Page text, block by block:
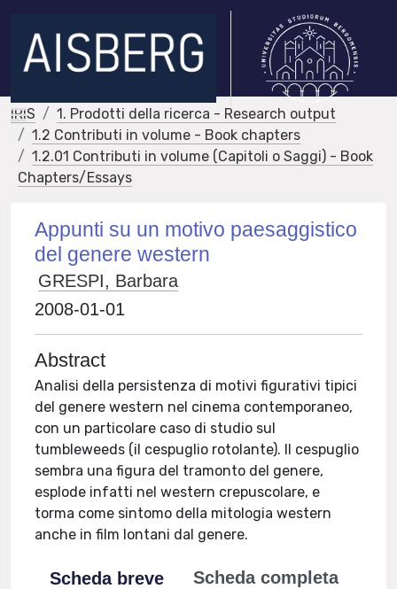
IRIS
1. Prodotti della ricerca - Research output
1.2 Contributi in volume - Book chapters
1.2.01 Contributi in volume (Capitoli o Saggi) - Book
Chapters/Essays
Appunti su un motivo paesaggistico
del genere western
GRESPI, Barbara
2008-01-01
Abstract
Analisi della persistenza di motivi figurativi tipici
del genere western nel cinema contemporaneo,
con un particolare caso di studio sul
tumbleweeds (il cespuglio rotolante). Il cespuglio
sembra una figura del tramonto del genere,
esplode infatti nel western crepuscolare, e
torma come sintomo della mitologia western
anche in film lontani dal genere.
Scheda breve
Scheda completa